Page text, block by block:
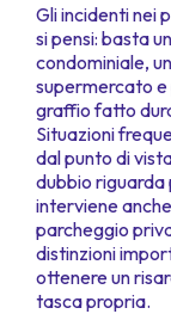
Gli incidenti nei
si pensi: basta
condominiale,
supermercato e
graffio fatto
Situazioni
dal punto di
dubbio riguarda
interviene
parcheggio
distinzioni
ottenere un
tasca propria.